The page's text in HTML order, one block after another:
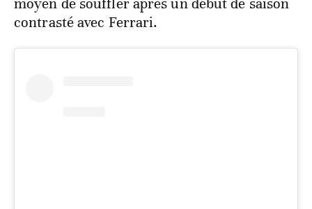
moyen de souffler après un début de saison
contrasté avec Ferrari.